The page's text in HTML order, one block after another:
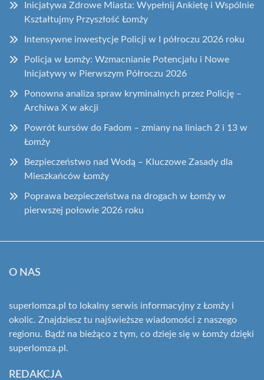
Inicjatywa Zdrowe Miasta: Wypełnij Ankietę i Wspólnie
Kształtujmy Przyszłość Łomży
Intensywne inwestycje Policji w I półroczu 2026 roku
Policja w Łomży: Wzmacnianie Potencjału i Nowe
Inicjatywy w Pierwszym Półroczu 2026
Ponowna analiza spraw kryminalnych przez Policję –
Archiwa X w akcji
Powrót kursów do Fadom – zmiany na liniach 2 i 13 w
Łomży
Bezpieczeństwo nad Wodą – Kluczowe Zasady dla
Mieszkańców Łomży
Poprawa bezpieczeństwa na drogach w Łomży w
pierwszej połowie 2026 roku
O NAS
superlomza.pl to lokalny serwis informacyjny z Łomży i
okolic. Znajdziesz tu najświeższe wiadomości z naszego
regionu. Bądź na bieżąco z tym, co dzieje się w Łomży dzięki
superlomza.pl.
REDAKCJA